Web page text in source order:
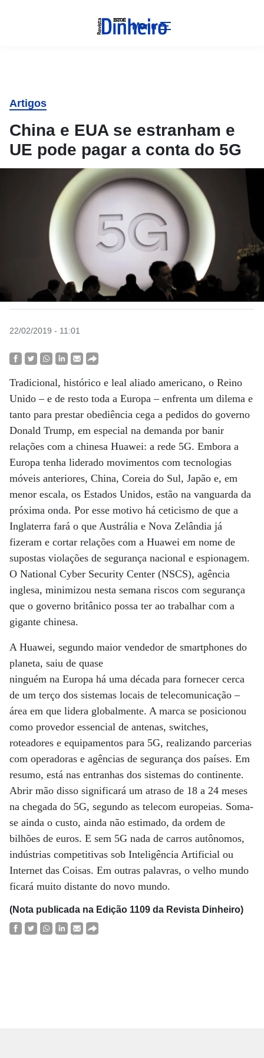
Menu
Artigos
China e EUA se estranham e
UE pode pagar a conta do 5G
22/02/2019 - 11:01
Tradicional, histórico e leal aliado americano, o Reino
Unido – e de resto toda a Europa – enfrenta um dilema e
tanto para prestar obediência cega a pedidos do governo
Donald Trump, em especial na demanda por banir
relações com a chinesa Huawei: a rede 5G. Embora a
Europa tenha liderado movimentos com tecnologias
móveis anteriores, China, Coreia do Sul, Japão e, em
menor escala, os Estados Unidos, estão na vanguarda da
próxima onda. Por esse motivo há ceticismo de que a
Inglaterra fará o que Austrália e Nova Zelândia já
fizeram e cortar relações com a Huawei em nome de
supostas violações de segurança nacional e espionagem.
O National Cyber Security Center (NSCS), agência
inglesa, minimizou nesta semana riscos com segurança
que o governo britânico possa ter ao trabalhar com a
gigante chinesa.
A Huawei, segundo maior vendedor de smartphones do
planeta, saiu de quase
ninguém na Europa há uma década para fornecer cerca
de um terço dos sistemas locais de telecomunicação –
área em que lidera globalmente. A marca se posicionou
como provedor essencial de antenas, switches,
roteadores e equipamentos para 5G, realizando parcerias
com operadoras e agências de segurança dos países. Em
resumo, está nas entranhas dos sistemas do continente.
Abrir mão disso significará um atraso de 18 a 24 meses
na chegada do 5G, segundo as telecom europeias. Soma-
se ainda o custo, ainda não estimado, da ordem de
bilhões de euros. E sem 5G nada de carros autônomos,
indústrias competitivas sob Inteligência Artificial ou
Internet das Coisas. Em outras palavras, o velho mundo
ficará muito distante do novo mundo.
(Nota publicada na Edição 1109 da Revista Dinheiro)